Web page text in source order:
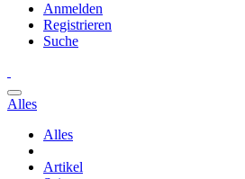
Anmelden
Registrieren
Suche
Alles
Alles
Artikel